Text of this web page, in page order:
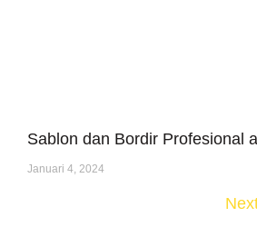
Sablon dan Bordir Profesional
Januari 4, 2024